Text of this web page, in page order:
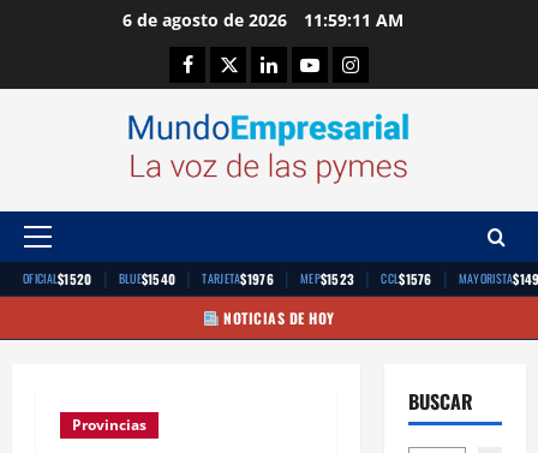
6 de agosto de 2026 11:59:12 AM
Facebook
TwitterLinkedinYoutubeInstagram
Menú
principal
OFICIAL$1520 | BLUE$1540 | TARJETA$1976 | MEP$1523 | CCL$1576 | MAYORISTA
NOTICIAS DE HOY
Provincias
BUSCAR